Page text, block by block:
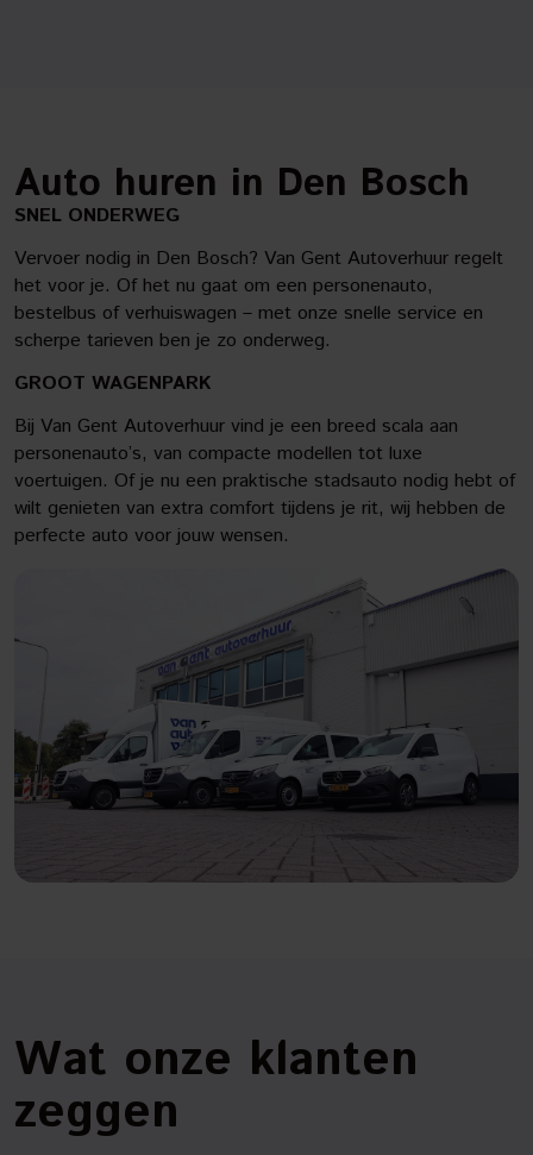
Auto huren in Den Bosch
SNEL ONDERWEG
Vervoer nodig in Den Bosch? Van Gent Autoverhuur regelt
het voor je. Of het nu gaat om een personenauto,
bestelbus of verhuiswagen – met onze snelle service en
scherpe tarieven ben je zo onderweg.
GROOT WAGENPARK
Bij Van Gent Autoverhuur vind je een breed scala aan
personenauto’s, van compacte modellen tot luxe
voertuigen. Of je nu een praktische stadsauto nodig hebt of
wilt genieten van extra comfort tijdens je rit, wij hebben de
perfecte auto voor jouw wensen.
Wat onze klanten
zeggen